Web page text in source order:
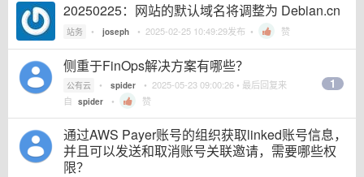
20250225：网站的默认域名将调整为 Debian.cn
站务 • joseph • 2025-02-25 10:49:29发布 • 赞
侧重于FinOps解决方案有哪些？
公有云 • spider • 2025-05-23 09:00:26 • 最后回复来
自 spider • 赞
1
通过AWS Payer账号的组织获取linked账号信息，
并且可以发送和取消账号关联邀请，需要哪些权
限？